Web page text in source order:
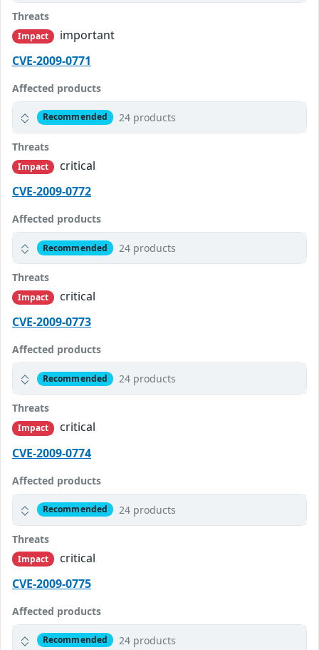
Threats
Impact
important
CVE-2009-0771
Affected products
Recommended 24 products
Threats
Impact
critical
CVE-2009-0772
Affected products
Recommended 24 products
Threats
Impact
critical
CVE-2009-0773
Affected products
Recommended 24 products
Threats
Impact
critical
CVE-2009-0774
Affected products
Recommended 24 products
Threats
Impact
critical
CVE-2009-0775
Affected products
Recommended 24 products